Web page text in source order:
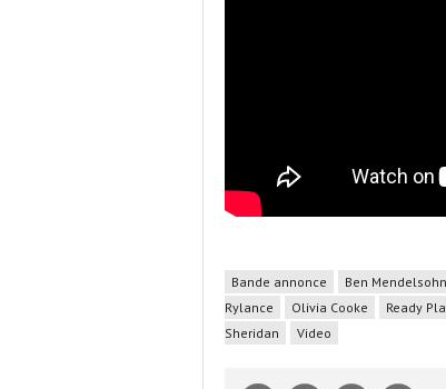
Bande annonce Ben Mendelsohn
Rylance
Olivia Cooke Ready
Sheridan
Video